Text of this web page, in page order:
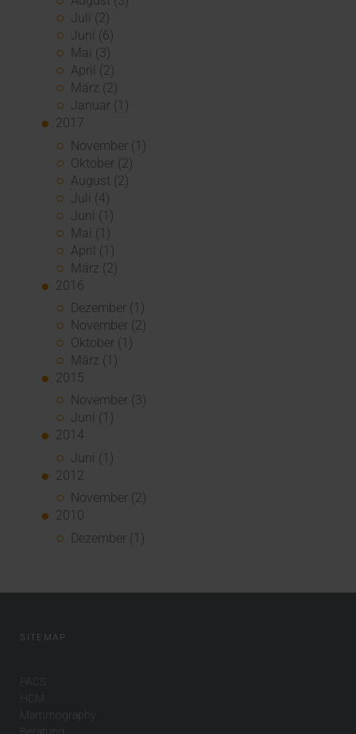
Juli (2)
Juni (6)
Mai (3)
April (2)
März (2)
Januar (1)
2017
November (1)
Oktober (2)
August (2)
Juli (4)
Juni (1)
Mai (1)
April (1)
März (2)
2016
Dezember (1)
November (2)
Oktober (1)
März (1)
2015
November (3)
Juni (1)
2014
Juni (1)
2012
November (2)
2010
Dezember (1)
SITEMAP
PACS
HCM
Mammography